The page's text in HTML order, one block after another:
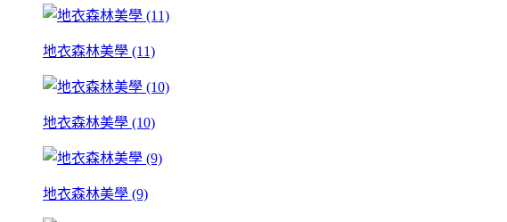
地衣森林美學 (11)
地衣森林美學 (10)
地衣森林美學 (9)